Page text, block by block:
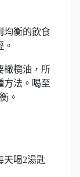
均衡的飲食
。
橄欖油，所
方法。喝至
。
天喝2湯匙